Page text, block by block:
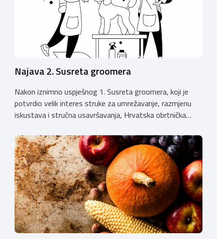
Najava 2. Susreta groomera
Nakon iznimno uspješnog 1. Susreta groomera, koji je
potvrdio velik interes struke za umrežavanje, razmjenu
iskustava i stručna usavršavanja, Hrvatska obrtnička
održati 12. rujna u Kongresnom centru na Zagrebačkom
velesajmu. Susret će i ove godine okupiti groomere,
stručnjake i zaljubljenike u njegu pasa iz cijele Hrvatske,
[…]